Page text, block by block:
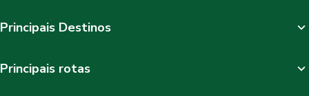
Principais Destinos
Principais rotas